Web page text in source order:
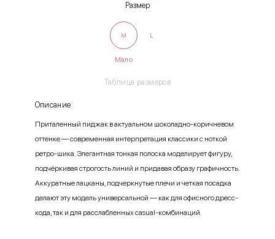
Размер
Таблица размеров
M
Мало
L
Описание
Приталенный пиджак в актуальном шоколадно-коричневом
оттенке — современная интерпретация классики с ноткой
ретро-шика. Элегантная тонкая полоска моделирует фигуру,
подчёркивая строгость линий и придавая образу графичность.
Аккуратные лацканы, подчеркнутые плечи и четкая посадка
делают эту модель универсальной — как для офисного дресс-
кода, так и для расслабленных casual-комбинаций.